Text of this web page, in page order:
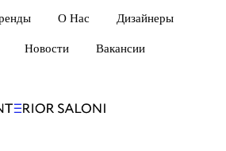
О Нас Дизайнеры
Новости Вакансии